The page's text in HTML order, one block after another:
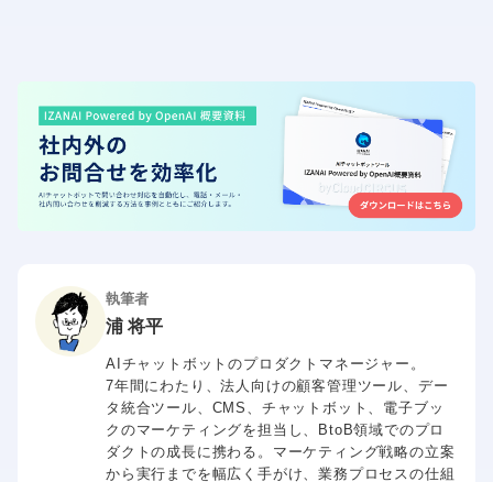
執筆者
浦 将平
AIチャットボットのプロダクトマネージャー。
7年間にわたり、法人向けの顧客管理ツール、デー
タ統合ツール、CMS、チャットボット、電子ブッ
クのマーケティングを担当し、BtoB領域でのプロ
ダクトの成長に携わる。マーケティング戦略の立案
から実行までを幅広く手がけ、業務プロセスの仕組